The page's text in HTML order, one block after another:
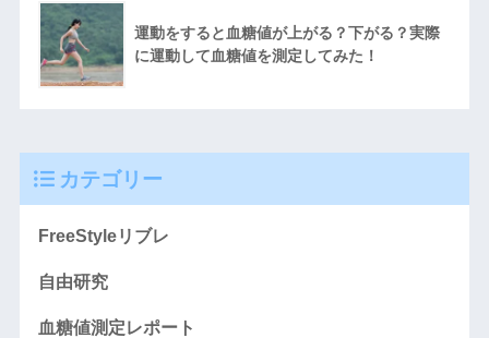
運動をすると血糖値が上がる？下がる？実際
に運動して血糖値を測定してみた！
カテゴリー
FreeStyleリブレ
自由研究
血糖値測定レポート